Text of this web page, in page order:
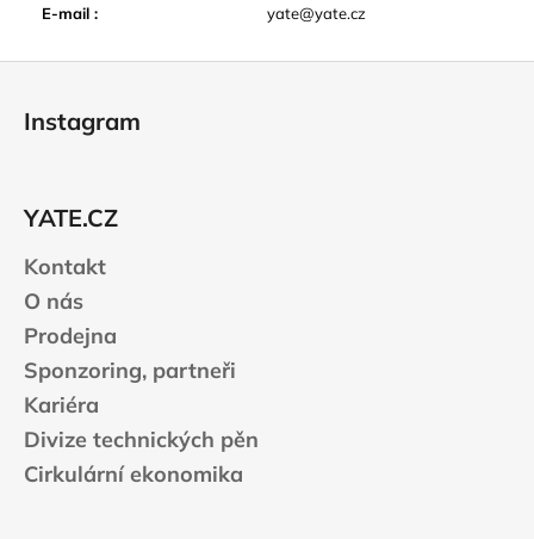
E-mail : yate@yate.cz
Instagram
YATE.CZ
Kontakt
O nás
Prodejna
Sponzoring, partneři
Kariéra
Divize technických pěn
Cirkulární ekonomika